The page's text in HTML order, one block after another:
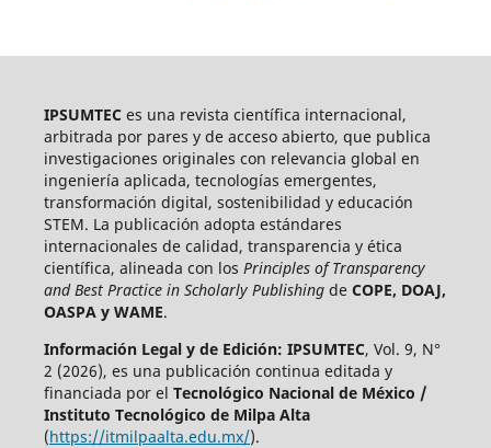
IPSUMTECes una revista científica internacional,
arbitrada por pares y de acceso abierto, que publica
investigaciones originales con relevancia global en
ingeniería aplicada, tecnologías emergentes,
transformación digital, sostenibilidad y educación
STEM. La publicación adopta estándares
internacionales de calidad, transparencia y ética
científica, alineada con los Principles of Transparency
and Best Practice in Scholarly Publishingde COPE, DOAJ,
OASPA y WAME.
Información Legal y de Edición: IPSUMTEC, Vol. 9, N°
2 (2026), es una publicación continua editada y
financiada por el Tecnológico Nacional de México /
Instituto Tecnológico de Milpa Alta
(https://itmilpaalta.edu.mx/).